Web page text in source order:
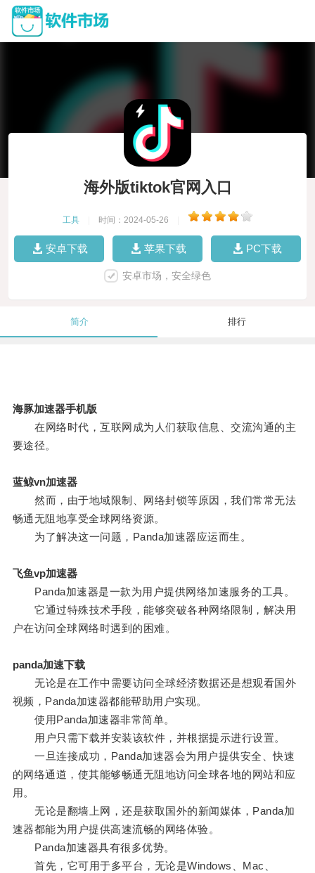
海外版tiktok官网入口
工具 时间：2024-05-26
安卓下载 苹果下载 PC下载
安卓市场，安全绿色
简介 排行
海豚加速器手机版
在网络时代，互联网成为人们获取信息、交流沟通的主
要途径。
蓝鲸vn加速器
然而，由于地域限制、网络封锁等原因，我们常常无法
畅通无阻地享受全球网络资源。
为了解决这一问题，Panda加速器应运而生。
飞鱼vp加速器
Panda加速器是一款为用户提供网络加速服务的工具。
它通过特殊技术手段，能够突破各种网络限制，解决用
户在访问全球网络时遇到的困难。
panda加速下载
无论是在工作中需要访问全球经济数据还是想观看国外
视频，Panda加速器都能帮助用户实现。
使用Panda加速器非常简单。
用户只需下载并安装该软件，并根据提示进行设置。
一旦连接成功，Panda加速器会为用户提供安全、快速
的网络通道，使其能够畅通无阻地访问全球各地的网站和应
用。
无论是翻墙上网，还是获取国外的新闻媒体，Panda加
速器都能为用户提供高速流畅的网络体验。
Panda加速器具有很多优势。
首先，它可用于多平台，无论是Windows、Mac、